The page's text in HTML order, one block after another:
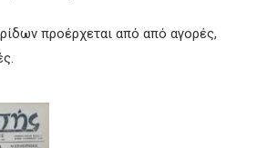
προέρχεται από από αγορές,